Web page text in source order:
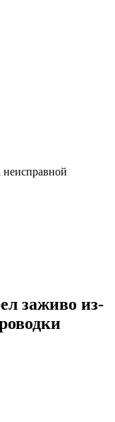
заживо из-